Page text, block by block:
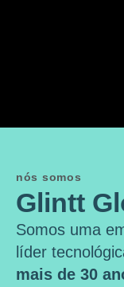
nós somos
Glintt
Somos uma
líder
mais de 30